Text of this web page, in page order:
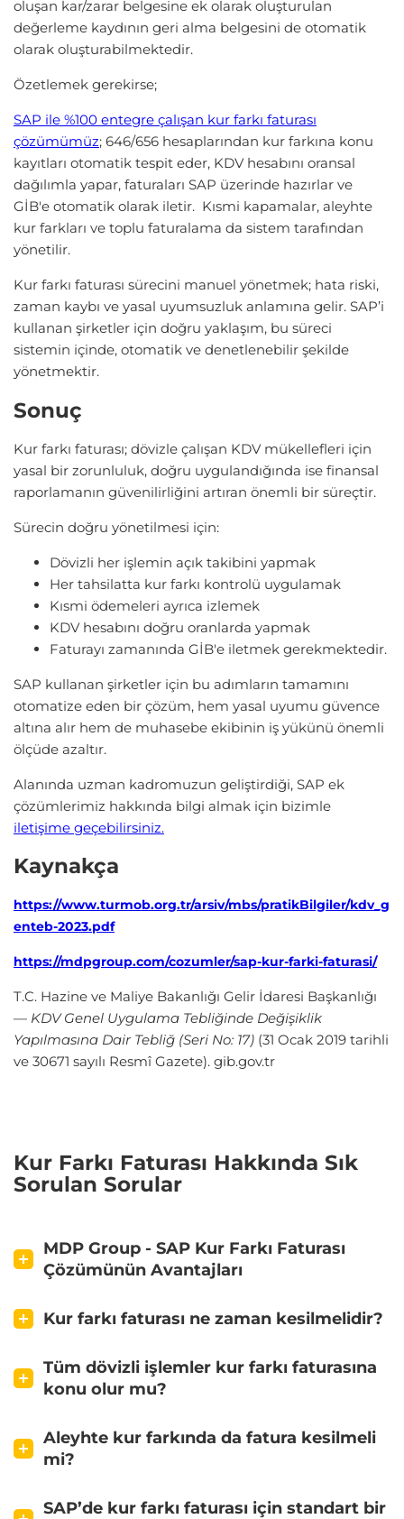
oluşan kar/zarar belgesine ek olarak oluşturulan
değerleme kaydının geri alma belgesini de otomatik
olarak oluşturabilmektedir.
Özetlemek gerekirse;
SAP ile %100 entegre çalışan kur farkı faturası
çözümümüz; 646/656 hesaplarından kur farkına konu
kayıtları otomatik tespit eder, KDV hesabını oransal
dağılımla yapar, faturaları SAP üzerinde hazırlar ve
GİB'e otomatik olarak iletir. Kısmi kapamalar, aleyhte
kur farkları ve toplu faturalama da sistem tarafından
yönetilir.
Kur farkı faturası sürecini manuel yönetmek; hata riski,
zaman kaybı ve yasal uyumsuzluk anlamına gelir. SAP’i
kullanan şirketler için doğru yaklaşım, bu süreci
sistemin içinde, otomatik ve denetlenebilir şekilde
yönetmektir.
Sonuç
Kur farkı faturası; dövizle çalışan KDV mükellefleri için
yasal bir zorunluluk, doğru uygulandığında ise finansal
raporlamanın güvenilirliğini artıran önemli bir süreçtir.
Sürecin doğru yönetilmesi için:
Dövizli her işlemin açık takibini yapmak
Her tahsilatta kur farkı kontrolü uygulamak
Kısmi ödemeleri ayrıca izlemek
KDV hesabını doğru oranlarda yapmak
Faturayı zamanında GİB'e iletmek gerekmektedir.
SAP kullanan şirketler için bu adımların tamamını
otomatize eden bir çözüm, hem yasal uyumu güvence
altına alır hem de muhasebe ekibinin iş yükünü önemli
ölçüde azaltır.
Alanında uzman kadromuzun geliştirdiği, SAP ek
çözümlerimiz hakkında bilgi almak için bizimle
iletişime geçebilirsiniz.
Kaynakça
https://www.turmob.org.tr/arsiv/mbs/pratikBilgiler/kdv_g
enteb-2023.pdf
https://mdpgroup.com/cozumler/sap-kur-farki-faturasi/
T.C. Hazine ve Maliye Bakanlığı Gelir İdaresi Başkanlığı
— KDV Genel Uygulama Tebliğinde Değişiklik
Yapılmasına Dair Tebliğ (Seri No: 17) (31 Ocak 2019 tarihli
ve 30671 sayılı Resmî Gazete). gib.gov.tr
Kur Farkı Faturası Hakkında Sık
Sorulan Sorular
MDP Group - SAP Kur Farkı Faturası
Çözümünün Avantajları
Kur farkı faturası ne zaman kesilmelidir?
Tüm dövizli işlemler kur farkı faturasına
konu olur mu?
Aleyhte kur farkında da fatura kesilmeli
mi?
SAP’de kur farkı faturası için standart bir